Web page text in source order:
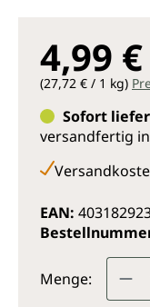
4,99 €
(27,72 € / 1 kg)
Sofort
versandfertig
EAN:
Menge: